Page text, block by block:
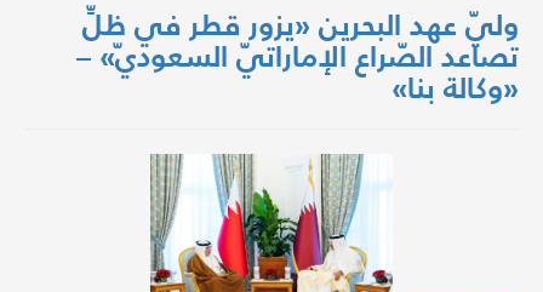
وليّ عهد البحرين «يزور قطر في ظلِّ
تصاعد الصّراع الإماراتيّ السعوديّ» –
«وكالة بنا»